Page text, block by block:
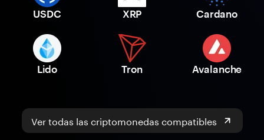
USDC XRP Cardano
Lido Tron Avalanche
Ver todas las criptomonedas compatibles